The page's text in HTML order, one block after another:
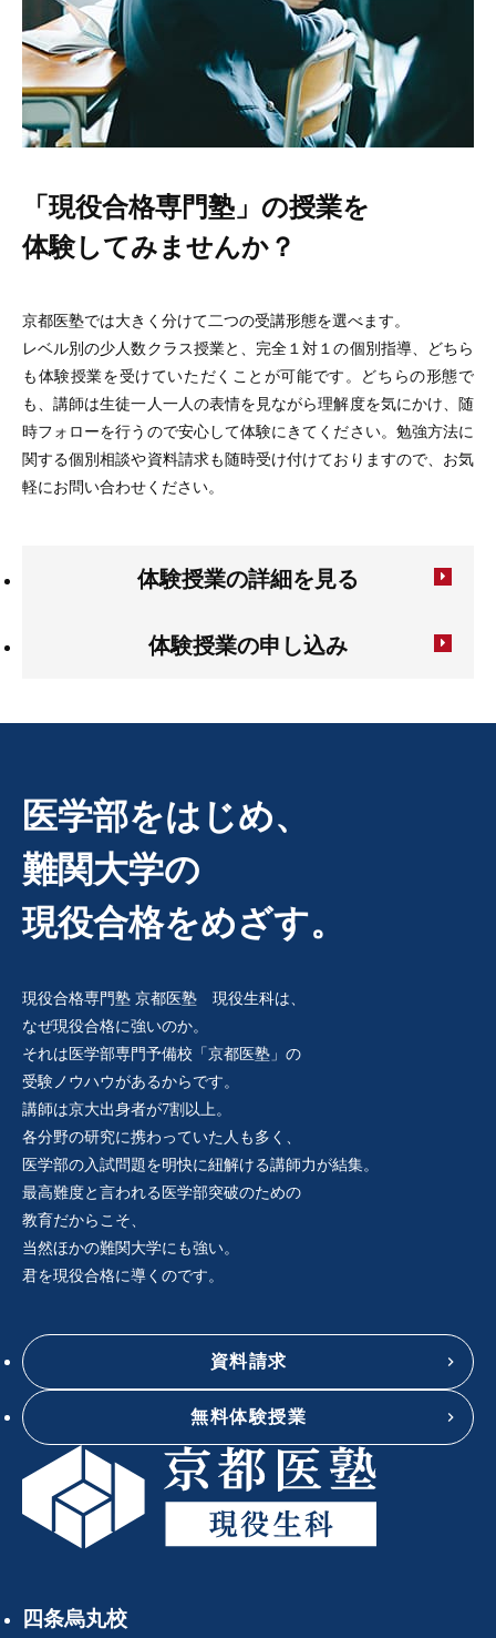
「現役合格専門塾」の授業を
体験してみませんか？
京都医塾では大きく分けて二つの受講形態を選べます。
レベル別の少人数クラス授業と、完全１対１の個別指導、どちら
も体験授業を受けていただくことが可能です。どちらの形態で
も、講師は生徒一人一人の表情を見ながら理解度を気にかけ、随
時フォローを行うので安心して体験にきてください。勉強方法に
関する個別相談や資料請求も随時受け付けておりますので、お気
軽にお問い合わせください。
体験授業の詳細を見る
体験授業の申し込み
医学部をはじめ、
難関大学の
現役合格をめざす。
現役合格専門塾 京都医塾 現役生科は、
なぜ現役合格に強いのか。
それは医学部専門予備校「京都医塾」の
受験ノウハウがあるからです。
講師は京大出身者が7割以上。
各分野の研究に携わっていた人も多く、
医学部の入試問題を明快に紐解ける講師力が結集。
最高難度と言われる医学部突破のための
教育だからこそ、
当然ほかの難関大学にも強い。
君を現役合格に導くのです。
資料請求
無料体験授業
四条烏丸校